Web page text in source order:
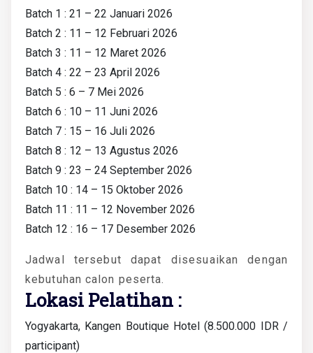
Batch 1 : 21 – 22 Januari 2026
Batch 2 : 11 – 12 Februari 2026
Batch 3 : 11 – 12 Maret 2026
Batch 4 : 22 – 23 April 2026
Batch 5 : 6 – 7 Mei 2026
Batch 6 : 10 – 11 Juni 2026
Batch 7 : 15 – 16 Juli 2026
Batch 8 : 12 – 13 Agustus 2026
Batch 9 : 23 – 24 September 2026
Batch 10 : 14 – 15 Oktober 2026
Batch 11 : 11 – 12 November 2026
Batch 12 : 16 – 17 Desember 2026
Jadwal tersebut dapat disesuaikan dengan
kebutuhan calon peserta.
Lokasi Pelatihan :
Yogyakarta, Kangen Boutique Hotel (8.500.000 IDR /
participant)